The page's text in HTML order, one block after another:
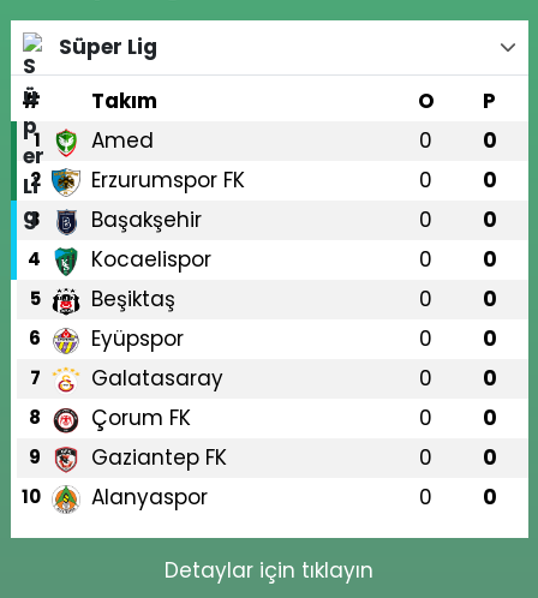
Süper Lig
#
Takım O P
1 Amed 0 0
2 Erzurumspor FK 0 0
3 Başakşehir 0 0
4 Kocaelispor 0 0
5 Beşiktaş 0 0
6 Eyüpspor 0 0
7 Galatasaray 0 0
8 Çorum FK 0 0
9 Gaziantep FK 0 0
10 Alanyaspor 0 0
Detaylar için tıklayın